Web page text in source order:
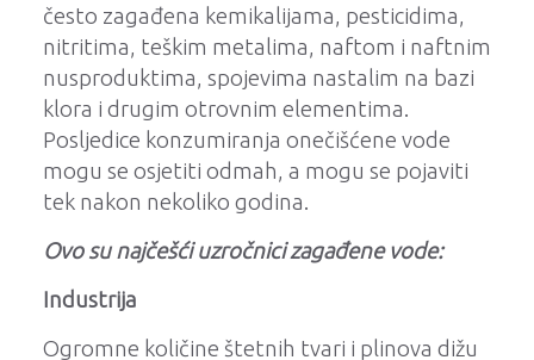
često zagađena kemikalijama, pesticidima,
nitritima, teškim metalima, naftom i naftnim
nusproduktima, spojevima nastalim na bazi
klora i drugim otrovnim elementima.
Posljedice konzumiranja onečišćene vode
mogu se osjetiti odmah, a mogu se pojaviti
tek nakon nekoliko godina.
Ovo su najčešći uzročnici zagađene vode:
Industrija
Ogromne količine štetnih tvari i plinova dižu